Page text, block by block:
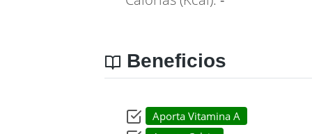
Beneficios
Aporta Vitamina A